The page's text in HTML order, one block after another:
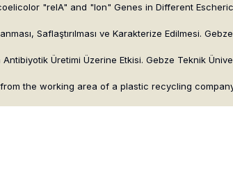
"relA" and "lon" Genes in Different
Saflaştırılması ve Karakterize Edilmesi.
Üretimi Üzerine Etkisi. Gebze Teknik
the working area of a plastic recycling